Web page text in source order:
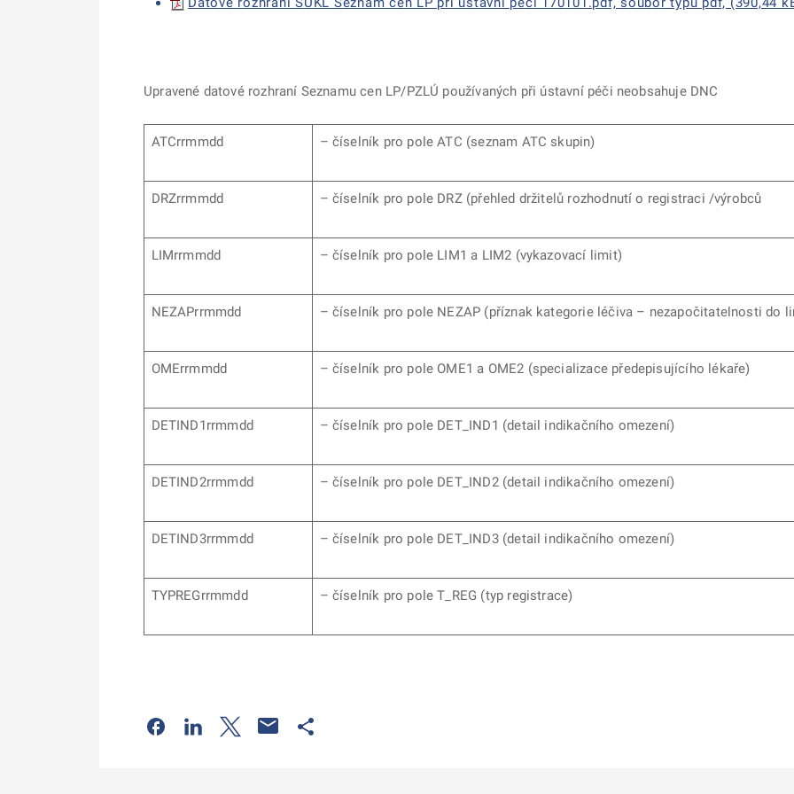
Upravené datové rozhraní Seznamu cen LP/PZLÚ používaných při ústavní péči neobsahuje DNC
ATCrrmmdd – číselník pro pole ATC (seznam ATC skupin)
DRZrrmmdd – číselník pro pole DRZ (přehled držitelů rozhodnutí o registraci /výrobců
LIMrrmmdd – číselník pro pole LIM1 a LIM2 (vykazovací limit)
NEZAPrrmmdd – číselník pro pole NEZAP (příznak kategorie léčiva – nezapočitatelnosti do
OMErrmmdd – číselník pro pole OME1 a OME2 (specializace předepisujícího lékaře)
DETIND1rrmmdd – číselník pro pole DET_IND1 (detail indikačního omezení)
DETIND2rrmmdd – číselník pro pole DET_IND2 (detail indikačního omezení)
DETIND3rrmmdd – číselník pro pole DET_IND3 (detail indikačního omezení)
TYPREGrrmmdd – číselník pro pole T_REG (typ registrace)
Odkaz se otevře na nové kartě
Odkaz se otevře na nové kartě
Odkaz se otevře na nové kartě